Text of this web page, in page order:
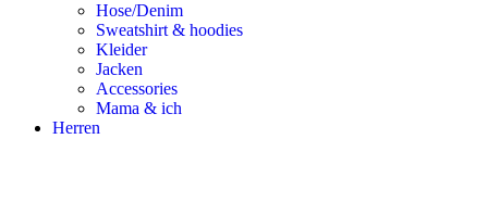
Hose/Denim
Sweatshirt & hoodies
Kleider
Jacken
Accessories
Mama & ich
Herren